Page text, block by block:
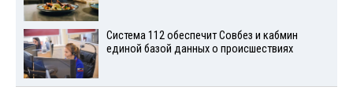
Система 112 обеспечит Совбез и кабмин
единой базой данных о происшествиях